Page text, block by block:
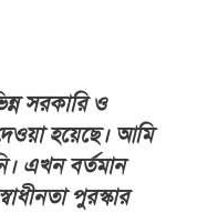
সরকারি ও
হয়েছে। আমি
এখন বর্তমান
পুরস্কার